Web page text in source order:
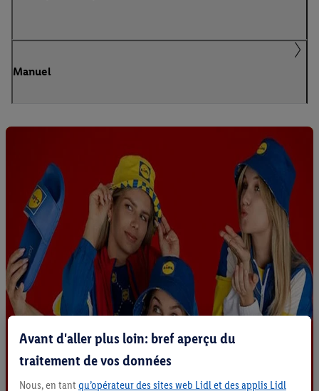
Manuel
Avant d'aller plus loin: bref aperçu du
traitement de vos données
Nous, en tant qu’opérateur des sites web Lidl et des applis Lidl